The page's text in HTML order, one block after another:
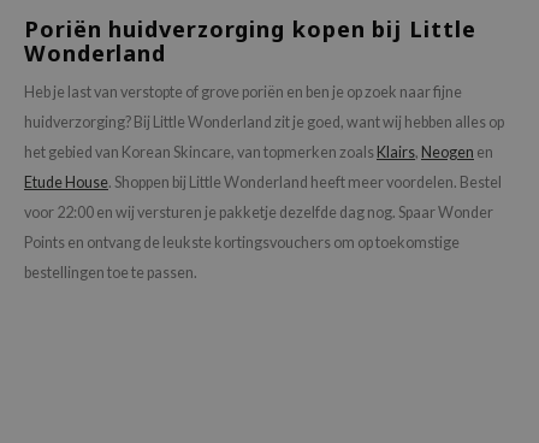
Poriën huidverzorging kopen bij Little
Wonderland
Heb je last van verstopte of grove poriën en ben je op zoek naar fijne
huidverzorging? Bij Little Wonderland zit je goed, want wij hebben alles op
het gebied van Korean Skincare, van topmerken zoals Klairs, Neogen en
Etude House. Shoppen bij Little Wonderland heeft meer voordelen. Bestel
voor 22:00 en wij versturen je pakketje dezelfde dag nog. Spaar Wonder
Points en ontvang de leukste kortingsvouchers om op toekomstige
bestellingen toe te passen.